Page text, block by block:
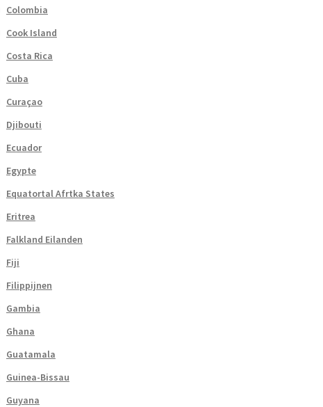
Colombia
Cook Island
Costa Rica
Cuba
Curaçao
Djibouti
Ecuador
Egypte
Equatortal Afrtka States
Eritrea
Falkland Eilanden
Fiji
Filippijnen
Gambia
Ghana
Guatamala
Guinea-Bissau
Guyana